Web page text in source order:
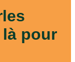
là pour